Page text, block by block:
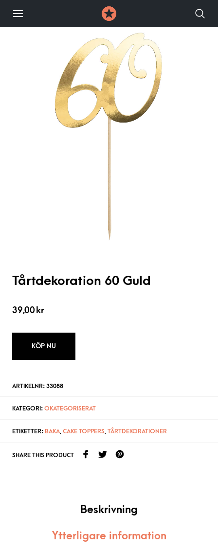
Tårtdekoration 60 Guld
39,00 kr
KÖP NU
ARTIKELNR: 33088
KATEGORI: OKATEGORISERAT
ETIKETTER: BAKA, CAKE TOPPERS, TÅRTDEKORATIONER
SHARE THIS PRODUCT
Beskrivning
Ytterligare information